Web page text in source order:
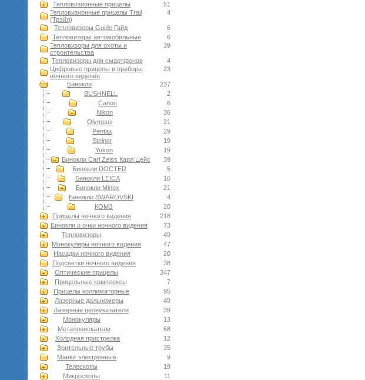
51
Тепловизионные прицелы
4
Тепловизионные прицелы Trail
(Трэйл)
6
Тепловизоры Guide Гайд
6
Тепловизоры автомобильные
39
Тепловизоры для охоты и
строительства
4
Тепловизоры для смартфонов
23
Цифровые прицелы и приборы
ночного видения
237
Бинокли
2
BUSHNELL
6
Canon
36
Nikon
21
Olympus
29
Pentax
19
Steiner
19
Yukon
39
Бинокли Carl Zeiss Карл Цейс
5
Бинокли DOCTER
16
Бинокли LEICA
21
Бинокли Minox
4
Бинокли SWAROVSKI
20
КОМЗ
218
Прицелы ночного видения
73
Бинокли и очки ночного видения
49
Тепловизоры
47
Монокуляры ночного видения
20
Насадки ночного видения
38
Подсветки ночного видения
347
Оптические прицелы
7
Прицельные комплексы
95
Прицелы коллиматорные
49
Лазерные дальномеры
39
Лазерные целеуказатели
13
Монокуляры
68
Металлоискатели
12
Холодная пристрелка
35
Зрительные трубы
9
Манки электронные
19
Телескопы
11
Микроскопы